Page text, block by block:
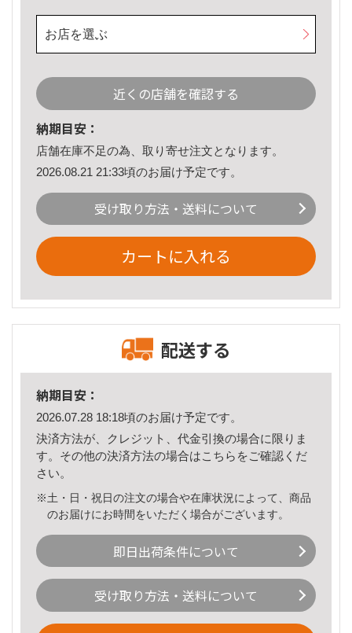
お店を選ぶ
近くの店舗を確認する
納期目安：
店舗在庫不足の為、取り寄せ注文となります。
2026.08.21 21:33頃のお届け予定です。
受け取り方法・送料について
カートに入れる
配送する
納期目安：
2026.07.28 18:18頃のお届け予定です。
決済方法が、クレジット、代金引換の場合に限りま
す。その他の決済方法の場合はこちら をご確認くだ
さい。
※土・日・祝日の注文の場合や在庫状況によって、商品
のお届けにお時間をいただく場合がございます。
即日出荷条件について
受け取り方法・送料について